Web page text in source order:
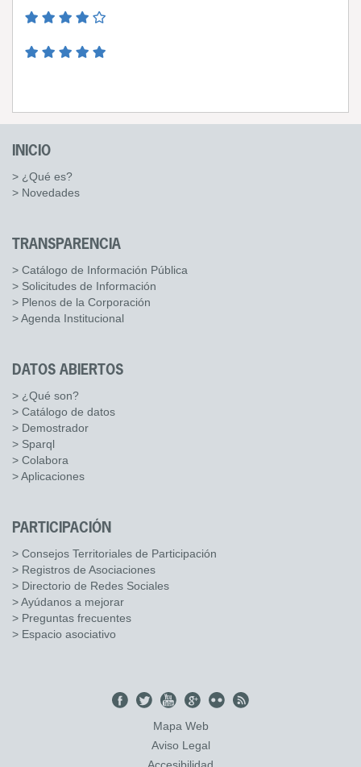
INICIO
> ¿Qué es?
> Novedades
TRANSPARENCIA
> Catálogo de Información Pública
> Solicitudes de Información
> Plenos de la Corporación
> Agenda Institucional
DATOS ABIERTOS
> ¿Qué son?
> Catálogo de datos
> Demostrador
> Sparql
> Colabora
> Aplicaciones
PARTICIPACIÓN
> Consejos Territoriales de Participación
> Registros de Asociaciones
> Directorio de Redes Sociales
> Ayúdanos a mejorar
> Preguntas frecuentes
> Espacio asociativo
Mapa Web
Aviso Legal